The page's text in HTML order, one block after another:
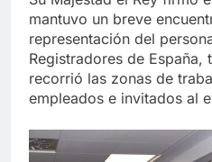
mantuvo un breve
representación del
Registradores de España,
recorrió las zonas de
empleados e invitados al